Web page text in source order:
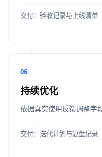
交付：验收记录与上线清单
06
持续优化
依据真实使用反馈调整字
交付：迭代计划与复盘记录